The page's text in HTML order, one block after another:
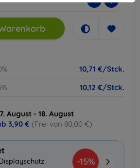
10,71 €/Stck.
10,12 €/Stck.
August - 18. August
3,90 € (Frei von 80,00 €)
-15%